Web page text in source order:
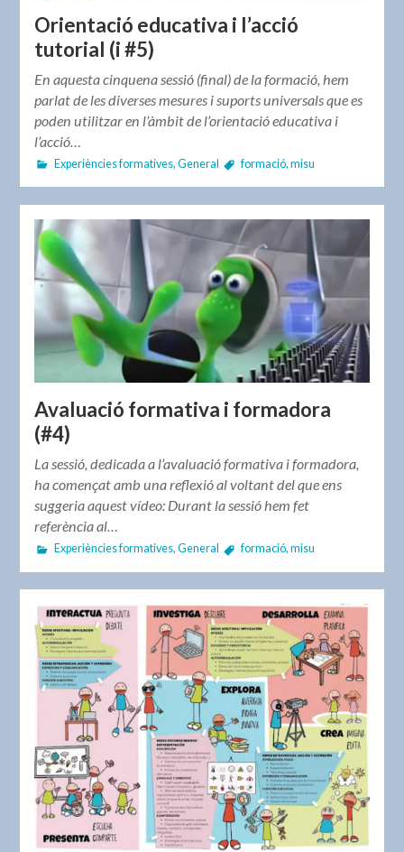
Orientació educativa i l’acció
tutorial (i #5)
En aquesta cinquena sessió (final) de la formació, hem
parlat de les diverses mesures i suports universals que es
poden utilitzar en l’àmbit de l’orientació educativa i
l’acció…
Experiències formatives, General formació, misu
Avaluació formativa i formadora
(#4)
La sessió, dedicada a l’avaluació formativa i formadora,
ha començat amb una reflexió al voltant del que ens
suggeria aquest vídeo: Durant la sessió hem fet
referència al…
Experiències formatives, General formació, misu